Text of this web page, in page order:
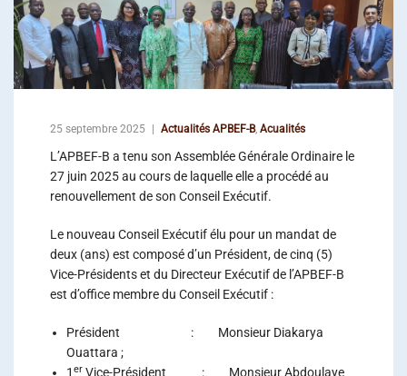
25 septembre 2025 Actualités APBEF-B, Acualités
L’APBEF-B a tenu son Assemblée Générale Ordinaire le
27 juin 2025 au cours de laquelle elle a procédé au
renouvellement de son Conseil Exécutif.
Le nouveau Conseil Exécutif élu pour un mandat de
deux (ans) est composé d’un Président, de cinq (5)
Vice-Présidents et du Directeur Exécutif de l’APBEF-B
est d’office membre du Conseil Exécutif :
Président : Monsieur Diakarya
Ouattara ;
1 er Vice-Président : Monsieur Abdoulaye